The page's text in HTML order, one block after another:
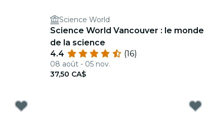
Science World
Science World Vancouver : le monde
de la science
4.4
(16)
08 août - 05 nov.
37,50 CA$